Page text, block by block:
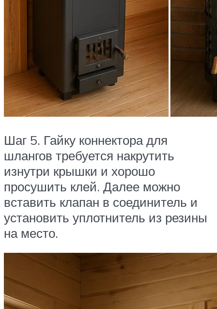
Шаг 5. Гайку коннектора для
шлангов требуется накрутить
изнутри крышки и хорошо
просушить клей. Далее можно
вставить клапан в соединитель и
установить уплотнитель из резины
на место.